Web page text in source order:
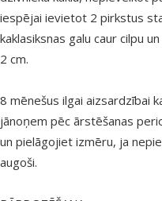
iespējai ievietot 2 pirkstus
kaklasiksnas galu caur cilpu
2 cm.
8 mēnešus ilgai aizsardzībai
jānoņem pēc ārstēšanas
un pielāgojiet izmēru, ja
augoši.